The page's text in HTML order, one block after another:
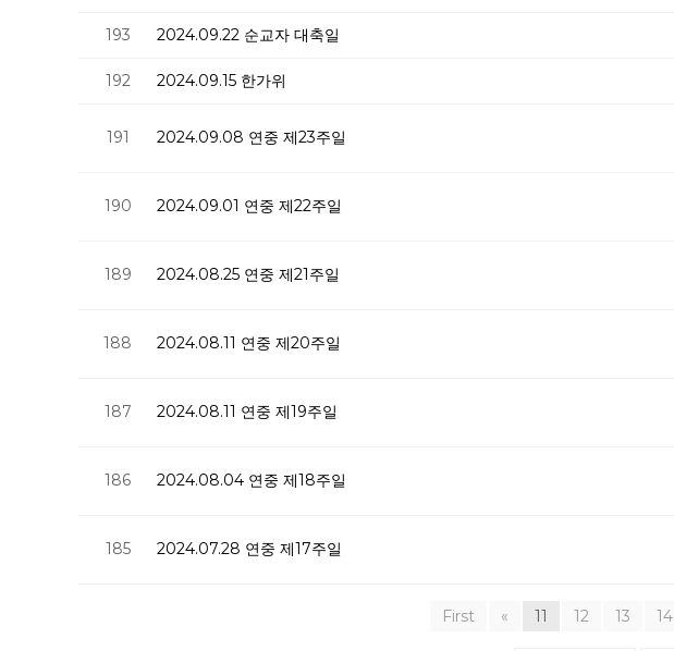
193 2024.09.22 순교자 대축일
192 2024.09.15 한가위
191 2024.09.08 연중 제23주일
190 2024.09.01 연중 제22주일
189 2024.08.25 연중 제21주일
188 2024.08.11 연중 제20주일
187 2024.08.11 연중 제19주일
186 2024.08.04 연중 제18주일
185 2024.07.28 연중 제17주일
First « 11 12 13 14